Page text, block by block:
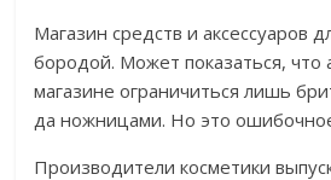
Магазин средств и аксессуаров
бородой. Может показаться, что
магазине ограничиться лишь
да ножницами. Но это
Производители косметики